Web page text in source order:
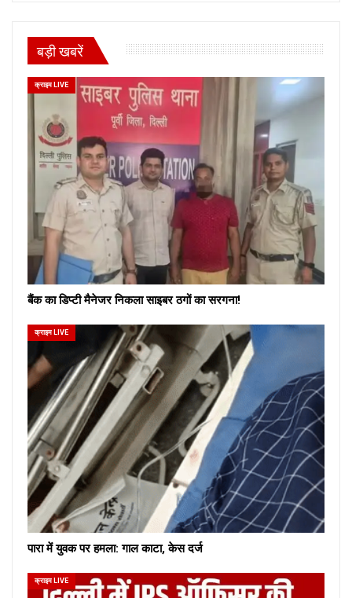
बड़ी खबरें
क्राइम LIVE
बैंक का डिप्टी मैनेजर निकला साइबर ठगों का सरगना!
क्राइम LIVE
पारा में युवक पर हमला: गाल काटा, केस दर्ज
क्राइम LIVE